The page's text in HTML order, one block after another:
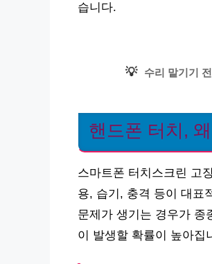
습니다.
💡 수리 맡기기
핸드폰 터치,
스마트폰 터치스크린 고
용, 습기, 충격 등이 대표
문제가 생기는 경우가 종
이 발생할 확률이 높아집